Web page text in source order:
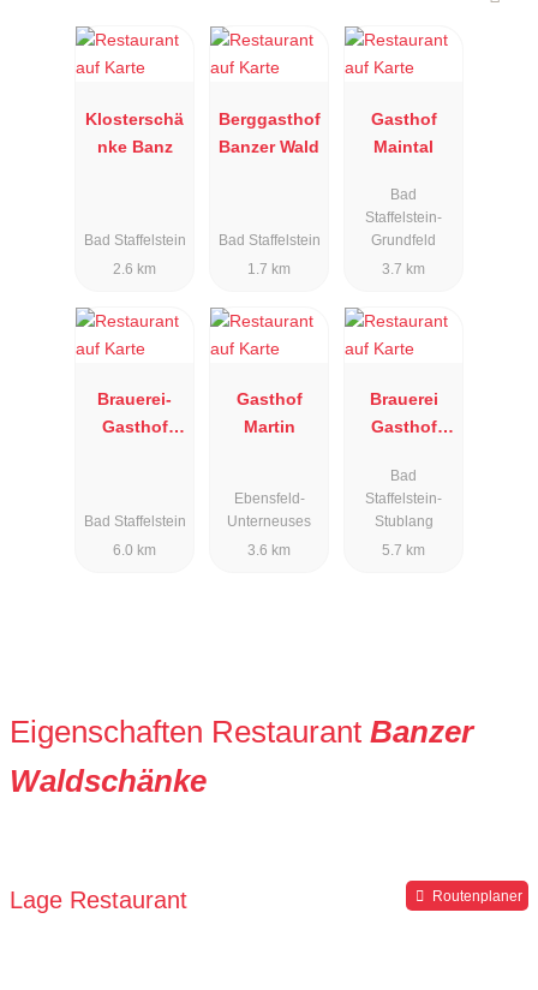
Klosterschä
nke Banz
Bad Staffelstein
2.6 km
Berggasthof
Banzer Wald
Bad Staffelstein
1.7 km
Gasthof
Maintal
Bad
Staffelstein-
Grundfeld
3.7 km
Brauerei-
Gasthof
Bad Staffelstein
6.0 km
Gasthof
Martin
Ebensfeld-
Unterneuses
3.6 km
Brauerei
Gasthof
Bad
Staffelstein-
Stublang
5.7 km
Eigenschaften Restaurant Banzer
Waldschänke
Lage Restaurant Routenplaner